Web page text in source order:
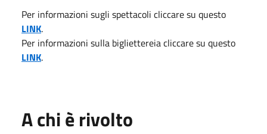
Per informazioni sugli spettacoli cliccare su questo
LINK.
Per informazioni sulla bigliettereia cliccare su questo
LINK.
A chi è rivolto